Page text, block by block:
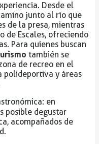
Desde el
junto al río que
de la presa, mientras
de Escales, ofreciendo
Para quienes buscan
también se
de recreo en el
polideportiva y áreas
en
posible degustar
acompañados de